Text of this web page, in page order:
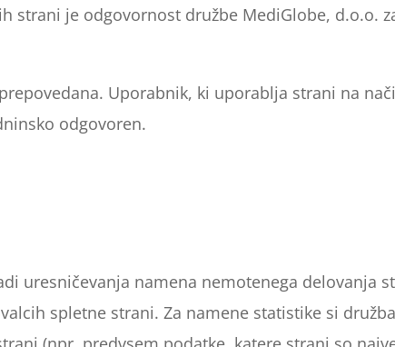
strani je odgovornost družbe MediGlobe, d.o.o.
Uporabnik, ki uporablja strani na
odgovoren.
uresničevanja namena nemotenega delovanja
spletne strani. Za namene statistike si